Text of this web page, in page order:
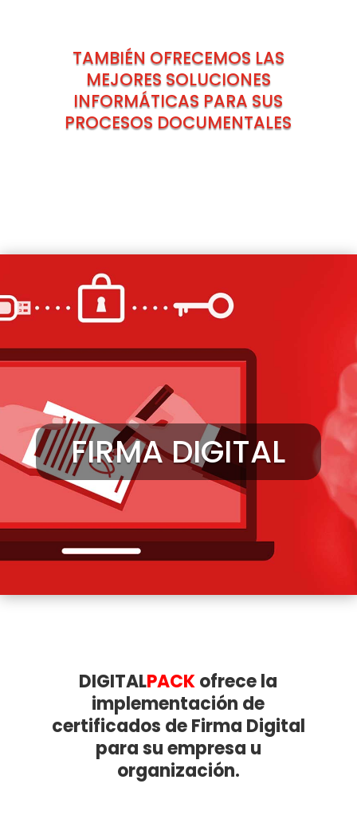
TAMBIÉN OFRECEMOS LAS
MEJORES SOLUCIONES
INFORMÁTICAS PARA SUS
PROCESOS DOCUMENTALES
FIRMA DIGITAL
DIGITALPACKofrece la
implementación de
certificados de Firma Digital
para su empresa u
organización.